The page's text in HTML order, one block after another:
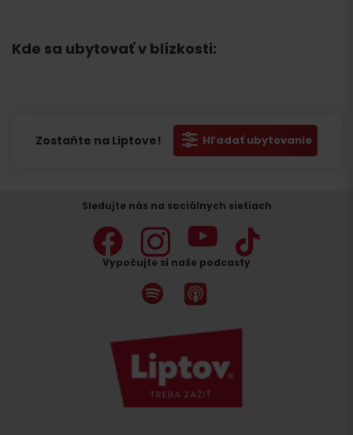
Kde sa ubytovať v blízkosti:
Zostaňte na Liptove! Hľadať ubytovanie
Sledujte nás na sociálnych sietiach
Vypočujte si naše podcasty